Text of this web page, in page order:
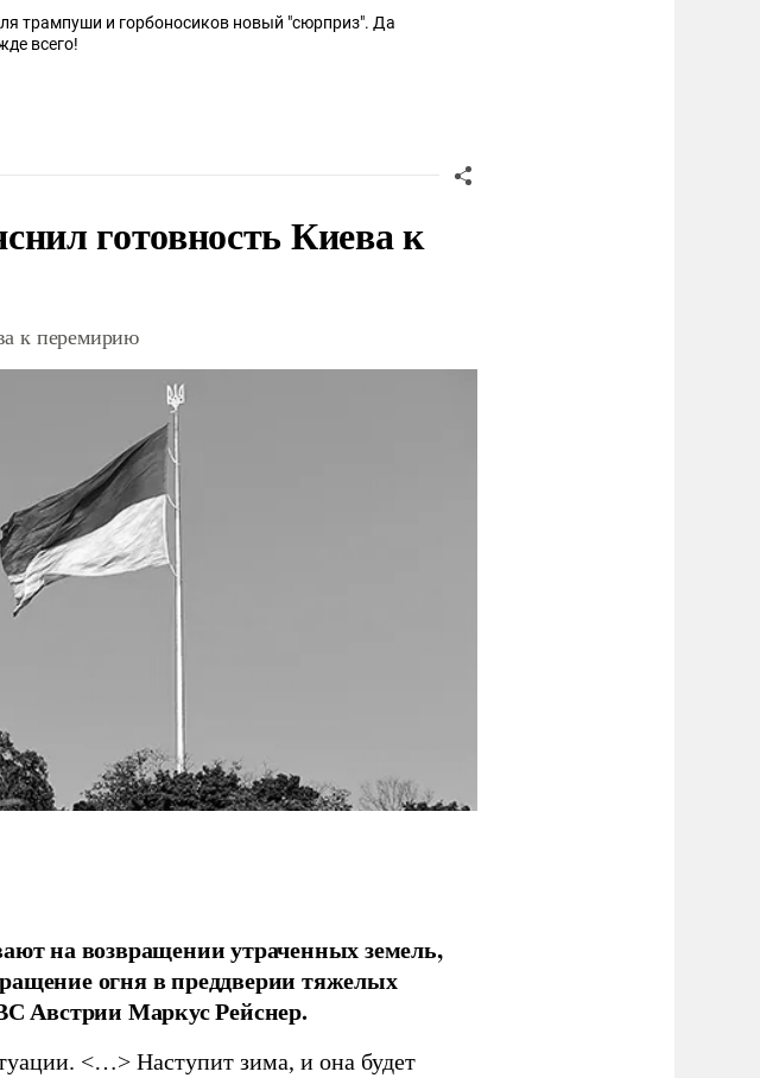
трампуши и горбоносиков новый "сюрприз". Да
всего!
готовность Киева к
к перемирию
на возвращении утраченных земель,
огня в преддверии тяжелых
Австрии Маркус Рейснер.
<…> Наступит зима, и она будет